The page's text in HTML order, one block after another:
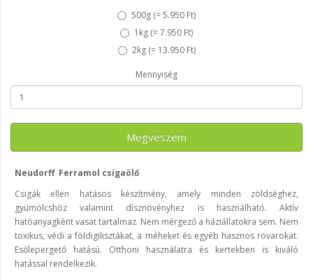
500g (= 5.950 Ft)
1kg (= 7.950 Ft)
2kg (= 13.950 Ft)
Mennyiség
Megveszem
Neudorff Ferramol csigaölő
Csigák ellen hatásos készítmény, amely minden zöldséghez,
gyümölcshöz valamint dísznövényhez is használható. Aktív
hatóanyagként vasat tartalmaz. Nem mérgező a háziállatokra sem. Nem
toxikus, védi a földigilisztákat, a méheket és egyéb hasznos rovarokat.
Esőlepergető hatású. Otthoni használatra és kertekben is kiváló
hatással rendelkezik.